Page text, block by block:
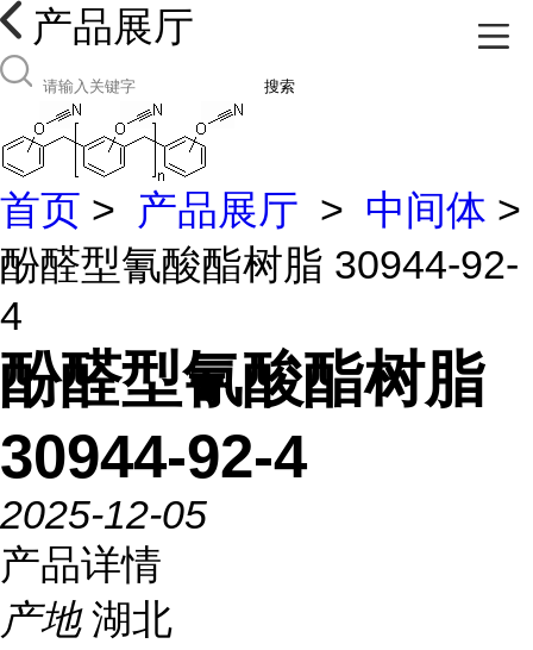
产品展厅
搜索
首页 > 产品展厅 > 中间体 >
酚醛型氰酸酯树脂 30944-92-
4
酚醛型氰酸酯树脂
30944-92-4
2025-12-05
产品详情
产地 湖北